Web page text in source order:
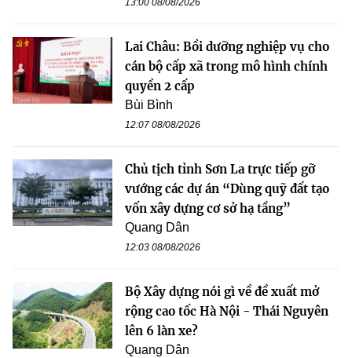
13:00 08/08/2026
Lai Châu: Bồi dưỡng nghiệp vụ cho
cán bộ cấp xã trong mô hình chính
quyền 2 cấp
Bùi Bình
12:07 08/08/2026
Chủ tịch tỉnh Sơn La trực tiếp gỡ
vướng các dự án “Dùng quỹ đất tạo
vốn xây dựng cơ sở hạ tầng”
Quang Dân
12:03 08/08/2026
Bộ Xây dựng nói gì về đề xuất mở
rộng cao tốc Hà Nội - Thái Nguyên
lên 6 làn xe?
Quang Dân